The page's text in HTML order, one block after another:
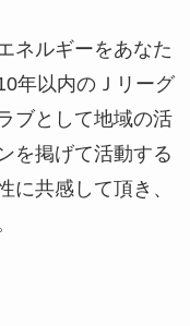
ネルギーをあなた
年以内のＪリーグ
ブとして地域の活
を掲げて活動する
に共感して頂き、